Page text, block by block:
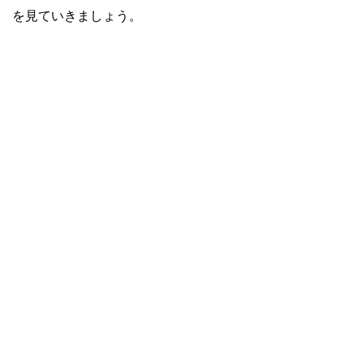
を見ていきましょう。